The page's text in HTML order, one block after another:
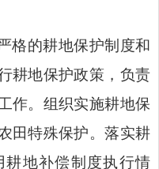
格的耕地保护制度和
耕地保护政策，负责
作。组织实施耕地保
田特殊保护。落实耕
地补偿制度执行情